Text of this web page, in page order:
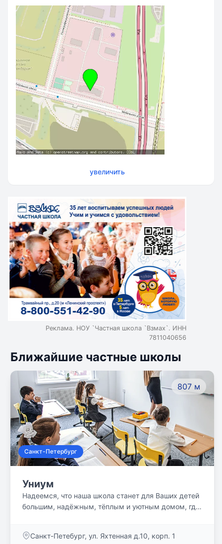
увеличить
Реклама. НОУ `Частная школа `Взмах`. ИНН
7811040656
Ближайшие частные школы
807 м
Санкт-Петербург
Униум
Надеемся, что наша школа станет для Ваших детей
большим, надёжным, тёплым и уютным домом, где
их вместе!
Санкт-Петебург, ул. Яхтенная д.10, корп. 1